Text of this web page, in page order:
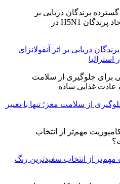
دریایی بر اثر آنفولانزای
از سلامت مغز؛ تنها با تغییر
مهم‌تر از انتخاب سفیدترین رنگ